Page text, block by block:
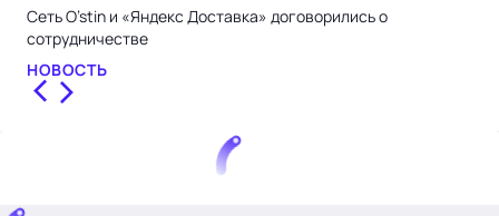
Сеть O’stin и «Яндекс Доставка» договорились о
сотрудничестве
НОВОСТЬ